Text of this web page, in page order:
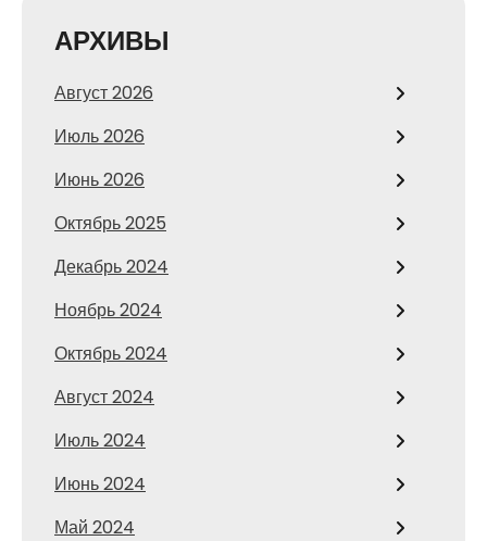
АРХИВЫ
Август 2026
Июль 2026
Июнь 2026
Октябрь 2025
Декабрь 2024
Ноябрь 2024
Октябрь 2024
Август 2024
Июль 2024
Июнь 2024
Май 2024